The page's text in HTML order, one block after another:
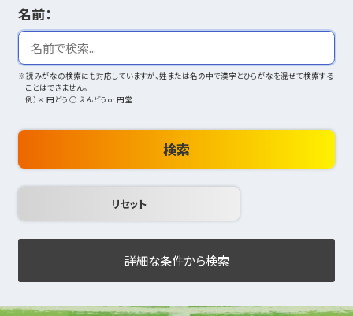
名前：
※読みがなの検索にも対応していますが、姓または名の中で漢字とひらがなを混ぜて検索する
ことはできません。
例）× 円どう ○ えんどう or 円堂
検索
詳細な条件から検索